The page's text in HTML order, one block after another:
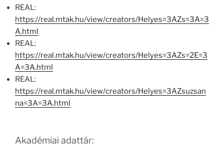
REAL:
https://real.mtak.hu/view/creators/Helyes=3AZs=3A=3
A.html
REAL:
https://real.mtak.hu/view/creators/Helyes=3AZs=2E=3
A=3A.html
REAL:
https://real.mtak.hu/view/creators/Helyes=3AZsuzsan
na=3A=3A.html
Akadémiai adattár: